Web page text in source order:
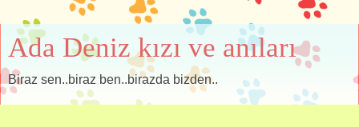
Ada Deniz kızı ve anıları
Biraz sen..biraz ben..birazda bizden..